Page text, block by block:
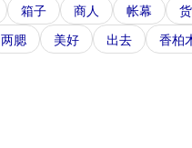
箱子 商人 帐幕
两腮 美好 出去 香柏